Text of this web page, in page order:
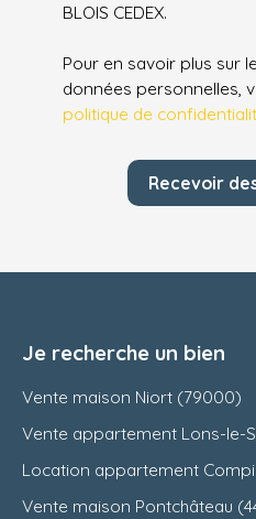
BLOIS CEDEX.
Pour en savoir plus sur
données personnelles,
politique de
Recevoir
Je recherche un bien
Vente maison Niort (79000)
Vente appartement Lons-le-
Location appartement
Vente maison Pontchâteau